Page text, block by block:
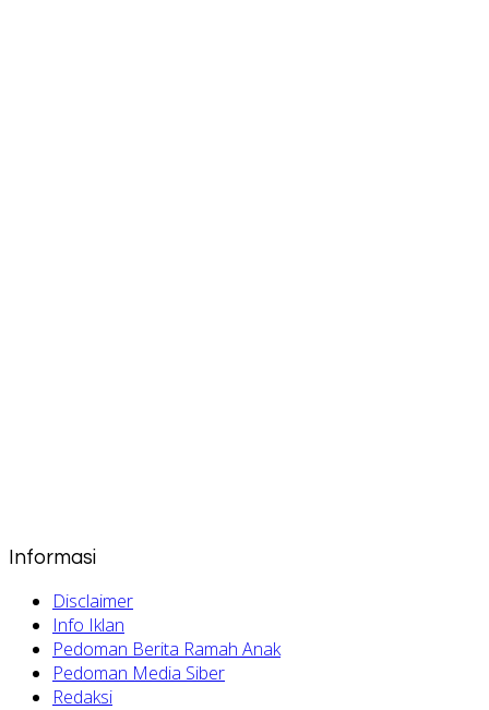
Informasi
Disclaimer
Info Iklan
Pedoman Berita Ramah Anak
Pedoman Media Siber
Redaksi